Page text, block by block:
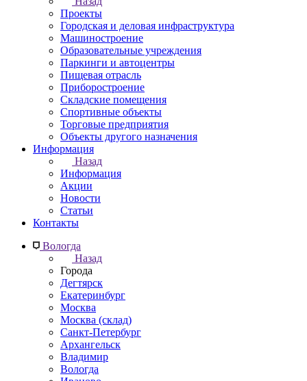
Проекты
Городская и деловая инфраструктура
Машиностроение
Образовательные учреждения
Паркинги и автоцентры
Пищевая отрасль
Приборостроение
Складские помещения
Спортивные объекты
Торговые предприятия
Объекты другого назначения
Информация
Назад
Информация
Акции
Новости
Статьи
Контакты
Вологда
Назад
Города
Дегтярск
Екатеринбург
Москва
Москва (склад)
Санкт-Петербург
Архангельск
Владимир
Вологда